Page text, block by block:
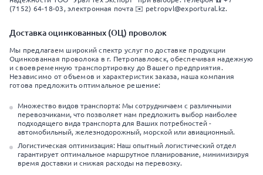
(7152) 64-18-03, электронная почта ✉️ petropvl@exportural.kz.
Доставка оцинкованных (ОЦ) проволок
Мы предлагаем широкий спектр услуг по доставке продукции
Оцинкованная проволока в г. Петропавловск, обеспечивая надежную
и своевременную транспортировку до Вашего предприятия.
Независимо от объемов и характеристик заказа, наша компания
готова предложить оптимальное решение:
Множество видов транспорта: Мы сотрудничаем с различными
перевозчиками, что позволяет нам предложить выбор наиболее
подходящего вида транспорта для Ваших потребностей -
автомобильный, железнодорожный, морской или авиационный.
Логистическая оптимизация: Наш опытный логистический отдел
гарантирует оптимальное маршрутное планирование, минимизируя
время доставки и снижая расходы на перевозку.